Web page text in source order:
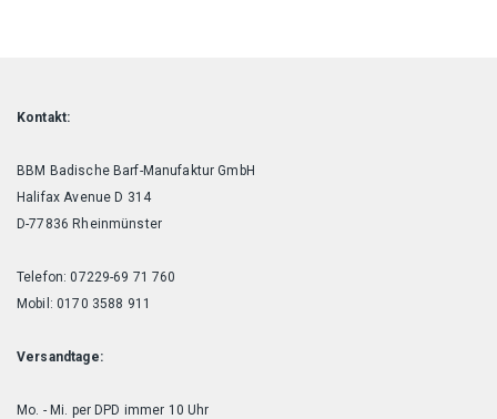
Kontakt:
BBM Badische Barf-Manufaktur GmbH
Halifax Avenue D 314
D-77836 Rheinmünster
Telefon: 07229-69 71 760
Mobil: 0170 3588 911
Versandtage:
Mo. - Mi. per DPD immer 10 Uhr